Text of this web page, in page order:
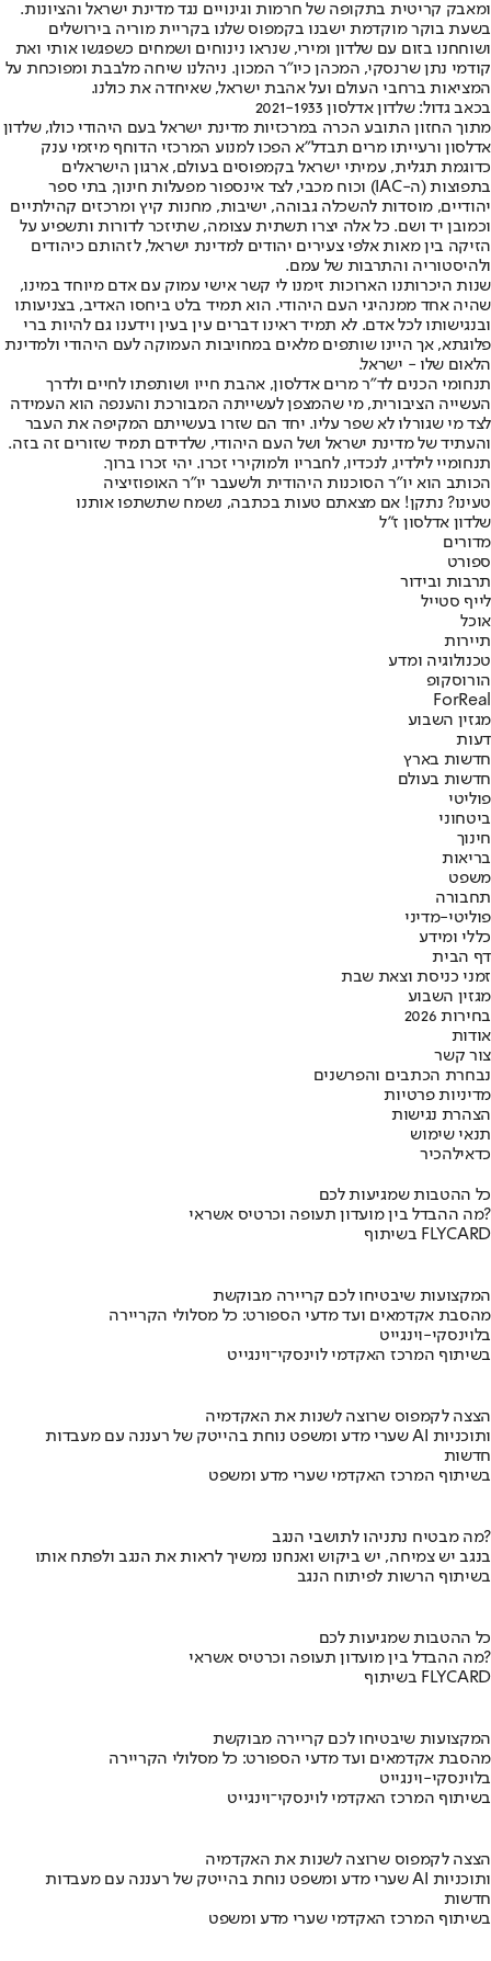
ומאבק קריטית בתקופה של חרמות וגינויים נגד מדינת ישראל והציונות.
בשעת בוקר מוקדמת ישבנו בקמפוס שלנו בקריית מוריה בירושלים
ושוחחנו בזום עם שלדון ומירי, שנראו נינוחים ושמחים כשפגשו אותי ואת
קודמי נתן שרנסקי, המכהן כיו"ר המכון. ניהלנו שיחה מלבבת ומפוכחת על
המציאות ברחבי העולם ועל אהבת ישראל, שאיחדה את כולנו.
בכאב גדול: שלדון אדלסון 2021-1933
מתוך החזון התובע הכרה במרכזיות מדינת ישראל בעם היהודי כולו, שלדון
אדלסון ורעייתו מרים תבדל"א הפכו למנוע המרכזי הדוחף מיזמי ענק
כדוגמת תגלית, עמיתי ישראל בקמפוסים בעולם, ארגון הישראלים
בתפוצות (ה-IAC) וכוח מכבי, לצד אינספור מפעלות חינוך, בתי ספר
יהודיים, מוסדות להשכלה גבוהה, ישיבות, מחנות קיץ ומרכזים קהילתיים
וכמובן יד ושם. כל אלה יצרו תשתית עצומה, שתיזכר לדורות ותשפיע על
הזיקה בין מאות אלפי צעירים יהודים למדינת ישראל, לזהותם כיהודים
ולהיסטוריה והתרבות של עמם.
שנות היכרותנו הארוכות זימנו לי קשר אישי עמוק עם אדם מיוחד במינו,
שהיה אחד ממנהיגי העם היהודי. הוא תמיד בלט ביחסו האדיב, בצניעותו
ובנגישותו לכל אדם. לא תמיד ראינו דברים עין בעין וידענו גם להיות ברי
פלוגתא, אך היינו שותפים מלאים במחויבות העמוקה לעם היהודי ולמדינת
הלאום שלו - ישראל.
תנחומי הכנים לד"ר מרים אדלסון, אהבת חייו ושותפתו לחיים ולדרך
העשייה הציבורית, מי שהמצפן לעשייתה המבורכת והענפה הוא העמידה
לצד מי שגורלו לא שפר עליו. יחד הם שזרו בעשייתם המקיפה את העבר
והעתיד של מדינת ישראל ושל העם היהודי, שלדידם תמיד שזורים זה בזה.
תנחומיי לילדיו, לנכדיו, לחבריו ולמוקירי זכרו. יהי זכרו ברוך.
הכותב הוא יו"ר הסוכנות היהודית ולשעבר יו"ר האופוזיציה
טעינו? נתקן! אם מצאתם טעות בכתבה, נשמח שתשתפו אותנו
שלדון אדלסון ז"ל
מדורים
ספורט
תרבות ובידור
לייף סטייל
אוכל
תיירות
טכנולוגיה ומדע
הורוסקופ
ForReal
מגזין השבוע
דעות
חדשות בארץ
חדשות בעולם
פוליטי
ביטחוני
חינוך
בריאות
משפט
תחבורה
פוליטי-מדיני
כללי ומידע
דף הבית
זמני כניסת וצאת שבת
מגזין השבוע
בחירות 2026
אודות
צור קשר
נבחרת הכתבים והפרשנים
מדיניות פרטיות
הצהרת נגישות
תנאי שימוש
כדאילהכיר
כל ההטבות שמגיעות לכם
מה ההבדל בין מועדון תעופה וכרטיס אשראי?
בשיתוף FLYCARD
המקצועות שיבטיחו לכם קריירה מבוקשת
מהסבת אקדמאים ועד מדעי הספורט: כל מסלולי הקריירה
בלוינסקי-וינגייט
בשיתוף המרכז האקדמי לוינסקי־וינגייט
הצצה לקמפוס שרוצה לשנות את האקדמיה
שערי מדע ומשפט נוחת בהייטק של רעננה עם מעבדות AI ותוכניות
חדשות
בשיתוף המרכז האקדמי שערי מדע ומשפט
מה מבטיח נתניהו לתושבי הנגב?
בנגב יש צמיחה, יש ביקוש ואנחנו נמשיך לראות את הנגב ולפתח אותו
בשיתוף הרשות לפיתוח הנגב
כל ההטבות שמגיעות לכם
מה ההבדל בין מועדון תעופה וכרטיס אשראי?
בשיתוף FLYCARD
המקצועות שיבטיחו לכם קריירה מבוקשת
מהסבת אקדמאים ועד מדעי הספורט: כל מסלולי הקריירה
בלוינסקי-וינגייט
בשיתוף המרכז האקדמי לוינסקי־וינגייט
הצצה לקמפוס שרוצה לשנות את האקדמיה
שערי מדע ומשפט נוחת בהייטק של רעננה עם מעבדות AI ותוכניות
חדשות
בשיתוף המרכז האקדמי שערי מדע ומשפט